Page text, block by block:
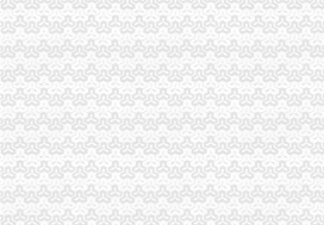
企业家青睐什么样的营商环境-ZAKER新闻
政务公开-岳池县人民
双龙湖办执照
重庆双龙湖办公用品回收|重庆双龙湖旧办公
重庆全华租车-全华租车-重庆全华汽车租赁公
三圣材：重庆天元律师事务所关于公司次公
【图片】各种骗局（十七）连载
三门峡市采购采购公告-三门峡市公共资源交
双凤桥办执照